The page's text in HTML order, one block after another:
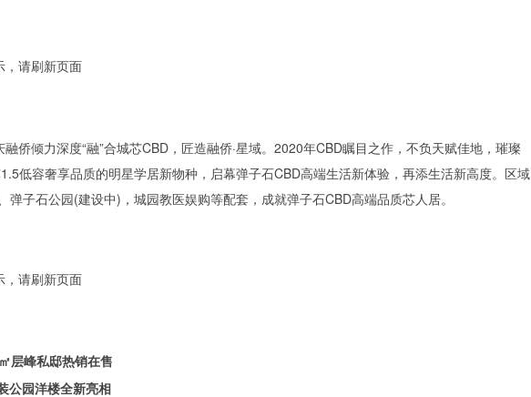
融侨倾力深度“融”合城芯CBD，匠造融侨·星域。2020年CBD瞩目之作，不负天赋佳地，璀璨
低容奢享品质的明星学居新物种，启幕弹子石CBD高端生活新体验，再添生活新高度。区域
弹子石公园(建设中)，城园教医娱购等配套，成就弹子石CBD高端品质芯人居。
层峰私邸热销在售
公园洋楼全新亮相